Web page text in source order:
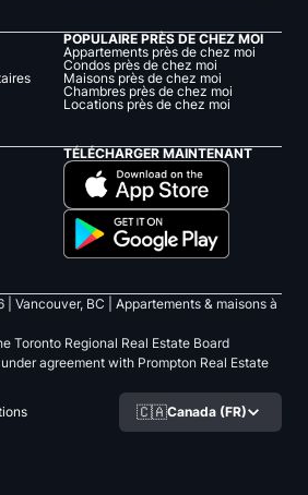
POPULAIRE PRÈS DE CHEZ MOI
Appartements près de chez moi
Condos près de chez moi
Maisons près de chez moi
Chambres près de chez moi
Locations près de chez moi
TÉLÉCHARGER MAINTENANT
| Vancouver, BC |
Appartements & maisons à
Toronto Regional Real Estate Board
agreement with Prompton Real Estate
🇨🇦Canada (FR)